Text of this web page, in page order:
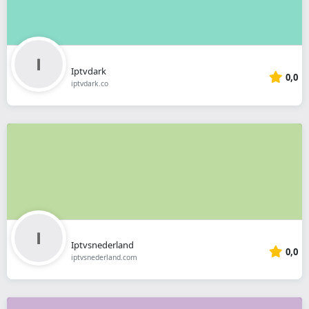
Iptvdark
iptvdark.co 0,0
Iptvsnederland
iptvsnederland.com 0,0